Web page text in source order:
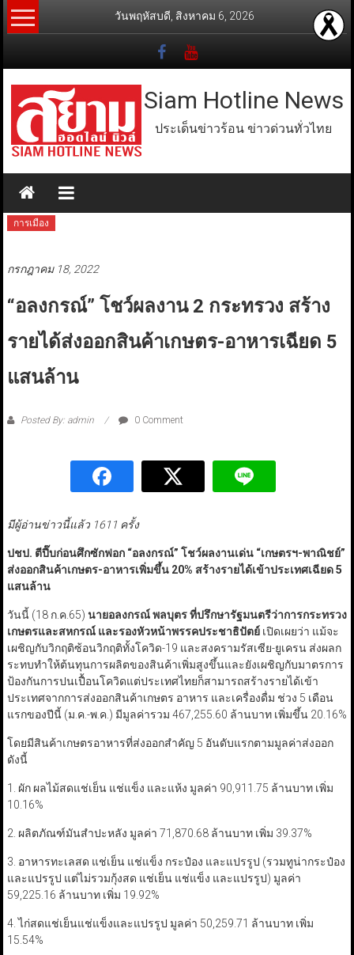
Skip
to
วันพฤหัสบดี, สิงหาคม 6, 2026
Siam Hotline News
ประเด็นข่าวร้อน ข่าวด่วนทั่วไทย
การเมือง
กรกฎาคม 18, 2022
“อลงกรณ์” โชว์ผลงาน 2 กระทรวง สร้าง
รายได้ส่งออกสินค้าเกษตร-อาหารเฉียด 5
แสนล้าน
Posted By: admin 0 Comment
มีผู้อ่านข่าวนี้แล้ว 1611 ครั้ง
ปชป. ตีปี๊บก่อนศึกซักฟอก “อลงกรณ์” โชว์ผลงานเด่น “เกษตรฯ-พาณิชย์”
ส่งออกสินค้าเกษตร-อาหารเพิ่มขึ้น 20% สร้างรายได้เข้าประเทศเฉียด 5
แสนล้าน
วันนี้ (18 ก.ค.65) นายอลงกรณ์ พลบุตร ที่ปรึกษารัฐมนตรีว่าการกระทรวง
เกษตรและสหกรณ์ และรองหัวหน้าพรรคประชาธิปัตย์เปิดเผยว่า แม้จะ
เผชิญกับวิกฤติซ้อนวิกฤติทั้งโควิด-19 และสงครามรัสเซีย-ยูเครน ส่งผลก
ระทบทำให้ต้นทุนการผลิตของสินค้าเพิ่มสูงขึ้นและยังเผชิญกับมาตรการ
ป้องกันการปนเปื้อนโควิดแต่ประเทศไทยก็สามารถสร้างรายได้เข้า
ประเทศจากการส่งออกสินค้าเกษตร อาหาร และเครื่องดื่ม ช่วง 5 เดือน
แรกของปีนี้ (ม.ค.-พ.ค.) มีมูลค่ารวม 467,255.60 ล้านบาท เพิ่มขึ้น 20.16%
โดยมีสินค้าเกษตรอาหารที่ส่งออกสำคัญ 5 อันดับแรกตามมูลค่าส่งออก
ดังนี้
1. ผัก ผลไม้สดแช่เย็น แช่แข็ง และแห้ง มูลค่า 90,911.75 ล้านบาท เพิ่ม
10.16%
2. ผลิตภัณฑ์มันสำปะหลัง มูลค่า 71,870.68 ล้านบาท เพิ่ม 39.37%
3. อาหารทะเลสด แช่เย็น แช่แข็ง กระป๋อง และแปรรูป (รวมทูน่ากระป๋อง
และแปรรูป แต่ไม่รวมกุ้งสด แช่เย็น แช่แข็ง และแปรรูป) มูลค่า
59,225.16 ล้านบาท เพิ่ม 19.92%
4. ไก่สดแช่เย็นแช่แข็งและแปรรูป มูลค่า 50,259.71 ล้านบาท เพิ่ม
15.54%